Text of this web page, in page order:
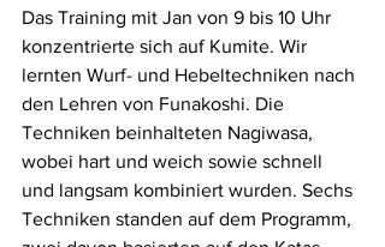
Das Training mit Jan von 9 bis 10 Uhr
konzentrierte sich auf Kumite. Wir
lernten Wurf- und Hebeltechniken nach
den Lehren von Funakoshi. Die
Techniken beinhalteten Nagiwasa,
wobei hart und weich sowie schnell
und langsam kombiniert wurden. Sechs
Techniken standen auf dem Programm,